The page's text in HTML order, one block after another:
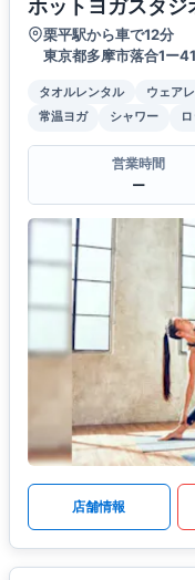
ホットヨガスタジ
栗平駅から車で12分
東京都多摩市落合1ー
タオルレンタル ウェア
常温ヨガ
シャワー
営業時間
ー
店舗情報